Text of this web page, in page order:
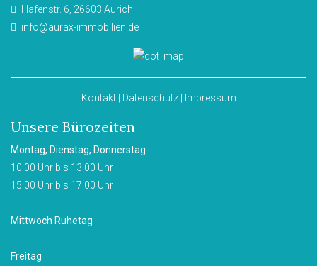
Hafenstr. 6, 26603 Aurich
info@aurax-immobilien.de
Kontakt| Datenschutz| Impressum
Unsere Bürozeiten
Montag, Dienstag, Donnerstag
10:00 Uhr bis 13:00 Uhr
15:00 Uhr bis 17:00 Uhr
Mittwoch Ruhetag
Freitag